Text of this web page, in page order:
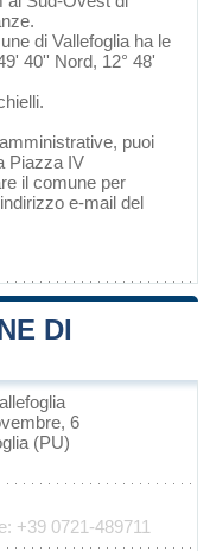
di Vallefoglia ha le
40'' Nord, 12° 48'
puoi
Piazza IV
il comune per
e-mail del
DI
6
(PU)
+39 0721-489711